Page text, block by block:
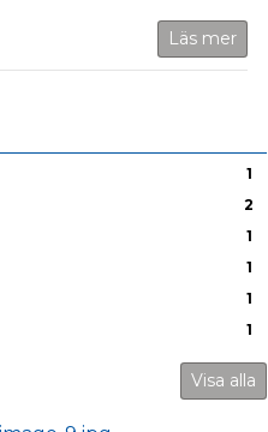
1
2
1
1
1
1
Visa alla
Läs mer